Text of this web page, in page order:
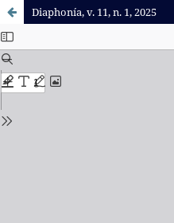
Diaphonía, v. 11, n. 1, 2025